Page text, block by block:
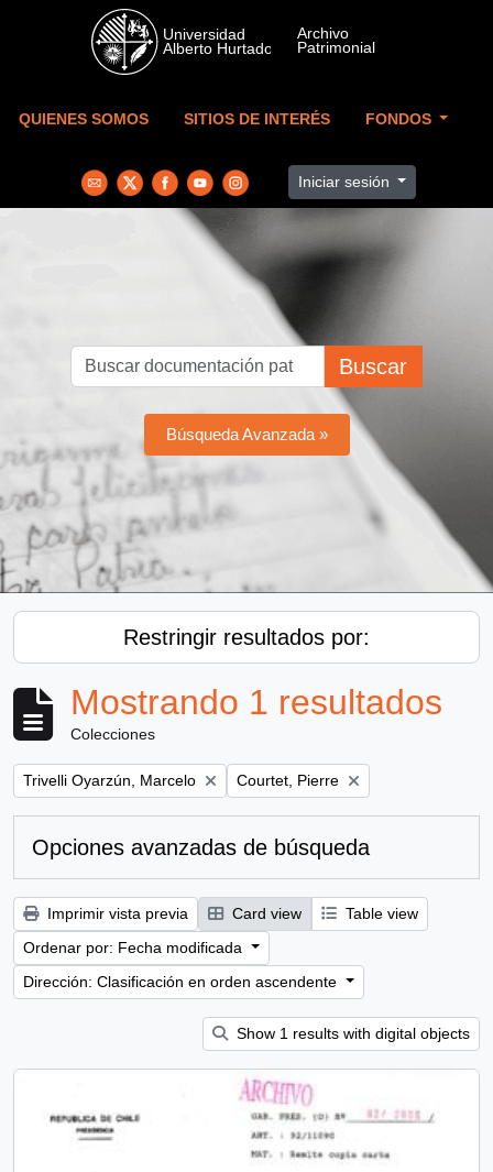
Skip to main content
QUIENES SOMOS SITIOS DE INTERÉS FONDOS
Iniciar sesión
Buscar
Búsqueda Avanzada »
Restringir resultados por:
Mostrando 1 resultados
Colecciones
Remove filter:
Trivelli Oyarzún, Marcelo Remove filter:
Courtet, Pierre
Opciones avanzadas de búsqueda
Imprimir vista previa Card view
Table view
Ordenar por: Fecha modificada
Dirección: Clasificación en orden ascendente
Show 1 results with digital objects